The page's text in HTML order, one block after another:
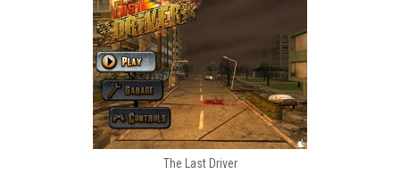
The Last Driver